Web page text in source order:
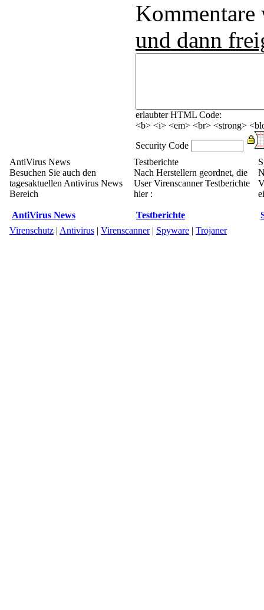
und dann
erlaubter HTML Code:
<b> <i> <em> <br> <strong>
Security Code
AntiVirus News
Besuchen Sie auch den
tagesaktuellen Antivirus News
Bereich
AntiVirus News
Testberichte
Nach Herstellern geordnet, die
User Virenscanner Testberichte
hier :
Testberichte
Virenschutz | Antivirus | Virenscanner| Spyware | Trojaner